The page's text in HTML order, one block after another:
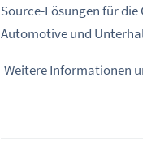
Source-Lösungen für
Automotive und
Weitere Informationen